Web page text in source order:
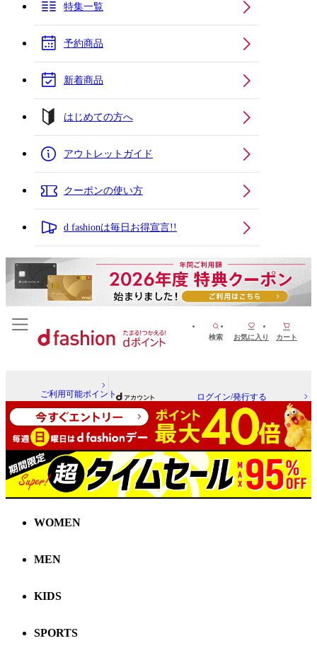
特集一覧
予約商品
新着商品
はじめての方へ
アウトレットガイド
クーポンの使い方
d fashionは毎日お得宣言!!
検索 お気に入り カート
ご利用可能ポイント ログイン/発行する
WOMEN
MEN
KIDS
SPORTS